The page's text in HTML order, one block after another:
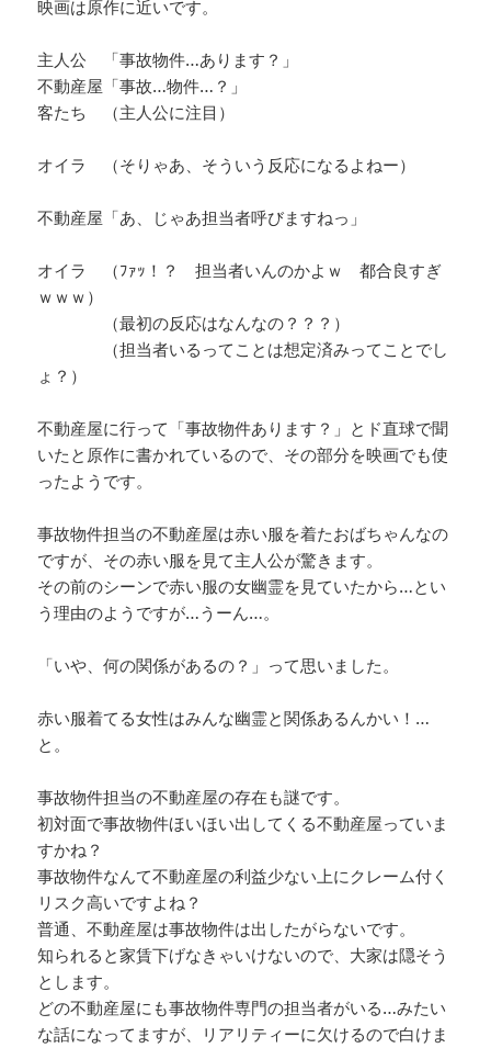
映画は原作に近いです。
主人公 「事故物件…あります？」
不動産屋「事故…物件…？」
客たち （主人公に注目）
オイラ （そりゃあ、そういう反応になるよねー）
不動産屋「あ、じゃあ担当者呼びますねっ」
オイラ （ﾌｧｯ！？ 担当者いんのかよｗ 都合良すぎ
ｗｗｗ）
（最初の反応はなんなの？？？）
（担当者いるってことは想定済みってことでし
ょ？）
不動産屋に行って「事故物件あります？」とド直球で聞
いたと原作に書かれているので、その部分を映画でも使
ったようです。
事故物件担当の不動産屋は赤い服を着たおばちゃんなの
ですが、その赤い服を見て主人公が驚きます。
その前のシーンで赤い服の女幽霊を見ていたから…とい
う理由のようですが…うーん…。
「いや、何の関係があるの？」って思いました。
赤い服着てる女性はみんな幽霊と関係あるんかい！…
と。
事故物件担当の不動産屋の存在も謎です。
初対面で事故物件ほいほい出してくる不動産屋っていま
すかね？
事故物件なんて不動産屋の利益少ない上にクレーム付く
リスク高いですよね？
普通、不動産屋は事故物件は出したがらないです。
知られると家賃下げなきゃいけないので、大家は隠そう
とします。
どの不動産屋にも事故物件専門の担当者がいる…みたい
な話になってますが、リアリティーに欠けるので白けま